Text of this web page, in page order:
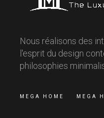
Nous réalisons des
l'esprit du design
philosophies
MEGA HOME MEGA